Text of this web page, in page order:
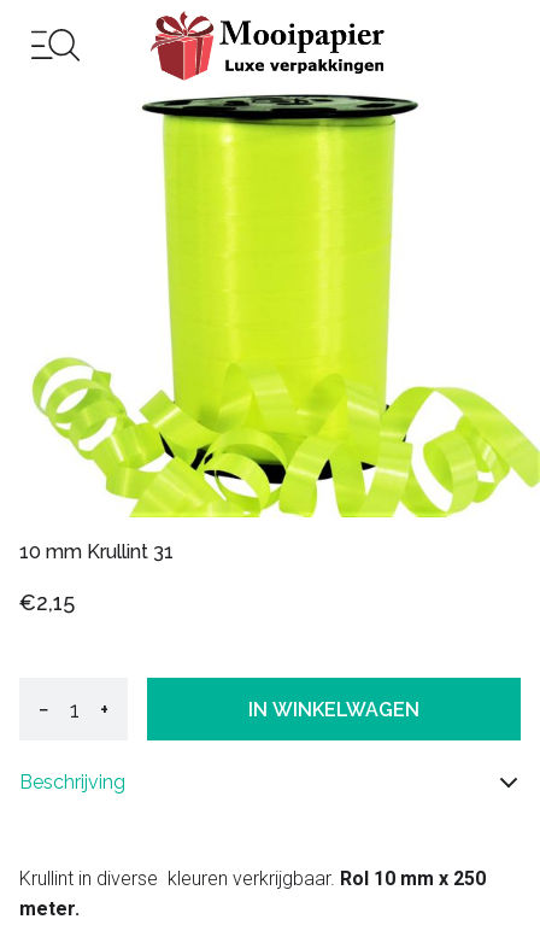
10 mm Krullint 31
€2,15
− + IN WINKELWAGEN
Beschrijving
Krullint in diverse kleuren verkrijgbaar. Rol 10 mm x 250
meter.